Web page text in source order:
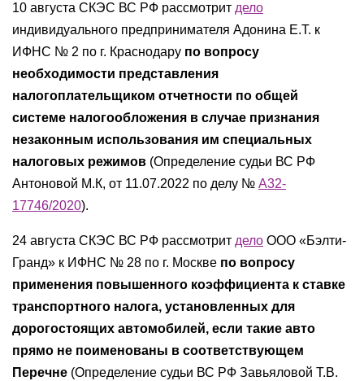
10 августа СКЭС ВС РФ рассмотрит дело
индивидуального предпринимателя Адонина Е.Т. к
ИФНС № 2 по г. Краснодару по вопросу
необходимости представления
налогоплательщиком отчетности по общей
системе налогообложения в случае признания
незаконным использования им специальных
налоговых режимов (Определение судьи ВС РФ
Антоновой М.К, от 11.07.2022 по делу № А32-
17746/2020).
24 августа СКЭС ВС РФ рассмотрит дело ООО «Бэлти-
Гранд» к ИФНС № 28 по г. Москве по вопросу
применения повышенного коэффициента к ставке
транспортного налога, установленных для
дорогостоящих автомобилей, если такие авто
прямо не поименованы в соответствующем
Перечне (Определение судьи ВС РФ Завьяловой Т.В.